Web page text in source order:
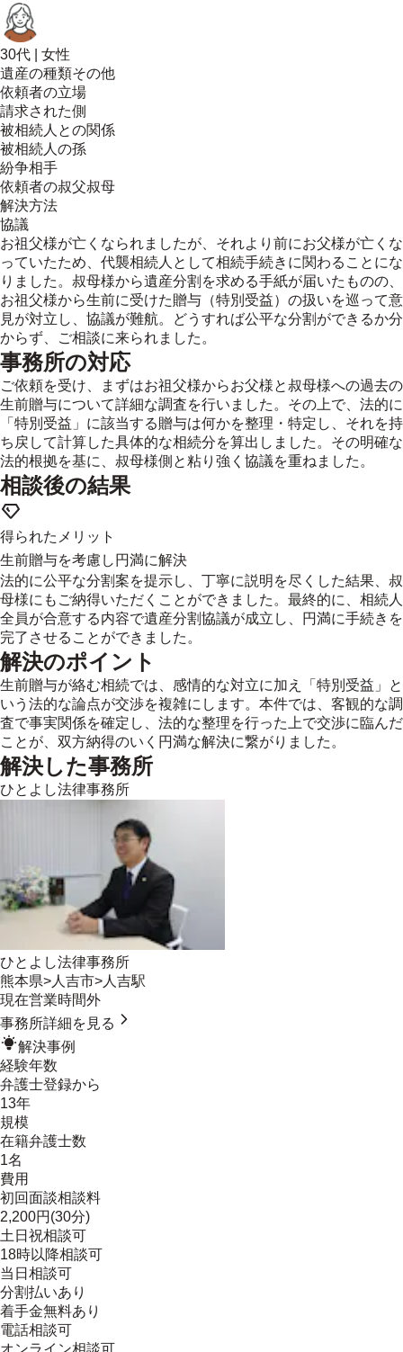
30代
女性
遺産の種類その他
依頼者の立場
請求された側
被相続人との関係
被相続人の孫
紛争相手
依頼者の叔父叔母
解決方法
協議
お祖父様が亡くなられましたが、それより前にお父様が亡くな
っていたため、代襲相続人として相続手続きに関わることにな
りました。叔母様から遺産分割を求める手紙が届いたものの、
お祖父様から生前に受けた贈与（特別受益）の扱いを巡って意
見が対立し、協議が難航。どうすれば公平な分割ができるか分
からず、ご相談に来られました。
事務所の対応
ご依頼を受け、まずはお祖父様からお父様と叔母様への過去の
生前贈与について詳細な調査を行いました。その上で、法的に
「特別受益」に該当する贈与は何かを整理・特定し、それを持
ち戻して計算した具体的な相続分を算出しました。その明確な
法的根拠を基に、叔母様側と粘り強く協議を重ねました。
相談後の結果
得られたメリット
生前贈与を考慮し円満に解決
法的に公平な分割案を提示し、丁寧に説明を尽くした結果、叔
母様にもご納得いただくことができました。最終的に、相続人
全員が合意する内容で遺産分割協議が成立し、円満に手続きを
完了させることができました。
解決のポイント
生前贈与が絡む相続では、感情的な対立に加え「特別受益」と
いう法的な論点が交渉を複雑にします。本件では、客観的な調
査で事実関係を確定し、法的な整理を行った上で交渉に臨んだ
ことが、双方納得のいく円満な解決に繋がりました。
解決した事務所
ひとよし法律事務所
ひとよし法律事務所
熊本県>人吉市>人吉駅
現在営業時間外
事務所詳細を見る
解決事例
経験年数
弁護士登録から
13年
規模
在籍弁護士数
1名
費用
初回面談相談料
2,200円(30分)
土日祝相談可
18時以降相談可
当日相談可
分割払いあり
着手金無料あり
電話相談可
オンライン相談可